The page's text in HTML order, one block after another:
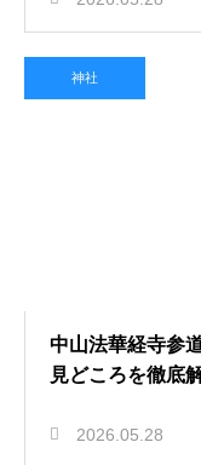
神社
中山法華経寺参
見どころを徹底
2026.05.28